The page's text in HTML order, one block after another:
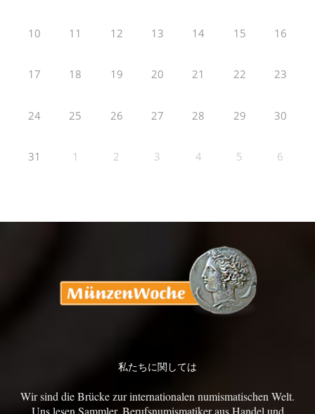
10 11 12 13 14 15 16
17 18 19 20 21 22 23
24 25 26 27 28 29 30
31 1 2 3 4 5 6
私たちに関しては
Wir sind die Brücke zur internationalen numismatischen Welt.
Uns lesen Sammler, Berufsnumismatiker aus Handel und